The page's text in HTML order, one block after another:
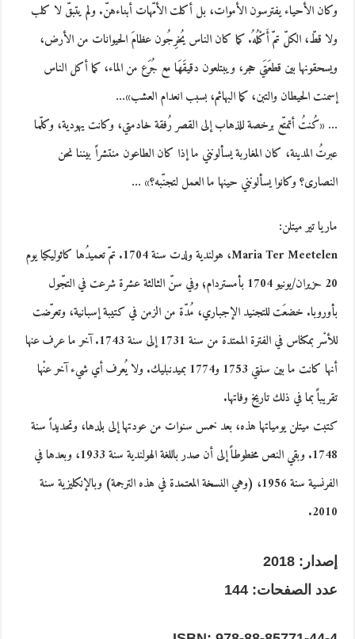
وكان الأحياء يفترسون الأموات، بل أكلت الأمّهات أبناءهنّ. ولم يتبقّ لا كلب
ولا قطّ، الكلّ تمّ أَكْلُهُ. كما كان الناس يُخرِجُون عظامَ الحيوانات من الأرض،
ويسحقونها بين قطعَتَي حجر، ويبتلعون دقيقَهَا مع جُرَع من الماء، كما أكل الناس
إسمنت الحيطان والتبن، كما البهائم، بسبب انعدام العشب»…
… «كُنتُ أتمتّع برخصة للذهاب إلى القصر رُفقة خادمتي، وكانت يهودية، وكلّما
عبرتُ المدينة، كان المغاربة يسألونني ما إذا كان الطاعون منتشراً بيننا نحن
النصارى؟ وكانوا يسألونني حينها ما العمل لتجنّبه؟» …
ماريا تير ميتلن:
Maria Ter Meetelen
، هولندية ولدت سنة 1704. تمّ تعميدُها كاثوليكيا يوم
20 حزيران/يونيو 1704 بأمستردام؛ وفي سنّ الثالثة عشرة شرعت في التجّول
بأوروبا. خضعَت للتجنيد الإجباري، مُدّة من الزمن في كتيبة إسبانية، وتعرّضت
للأسْر بمكناس في الفترة الممتدة من سنة 1731 إلى سنة 1743. آخر ما عرف عنها
أنها كانت ما بين سنتي 1753 و1774 بميدنبليك. ولا يُعرف أي شيء آخر عنْها
تقريباً بما في ذلك تاريخ وفاتها.
كتبت ميتلن يومياتها هذه، بعد خمس سنوات من عودتها إلى بلدها، وتحديداً سنة
1748. وبقي النص مخطوطاً إلى أن صدر باللغة الهولندية سنة 1933، وبعدها في
الفرنسية سنة 1956، (وهي النسخة المعتمدة في هذه الترجمة) وبالإنكليزية سنة
2010.
إصدار: 2018
عدد الصفحات: 144